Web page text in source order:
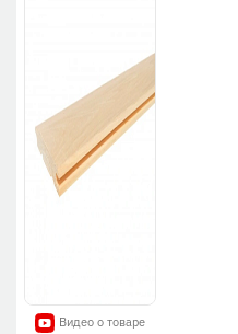
Видео о товаре